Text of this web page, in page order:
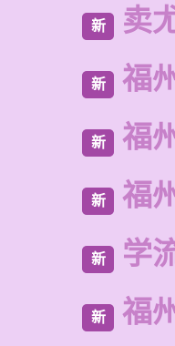
新 卖
新 福
新 福
新 福
新 学
新 福